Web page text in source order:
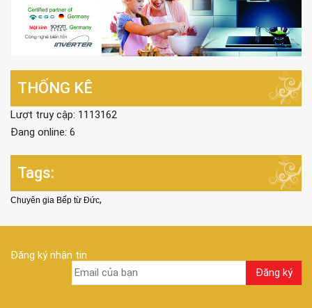
THỐNG KÊ
Lượt truy cập: 1113162
Đang online: 6
Tags:
Chuyên gia Bếp từ Đức,
Đăng ký nhận tin